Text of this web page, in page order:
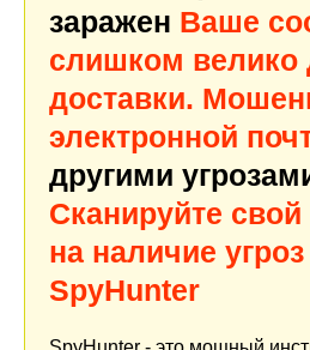
заражен Ваше
слишком велико
доставки.
электронной
другими
Сканируйте
на наличие
SpyHunter